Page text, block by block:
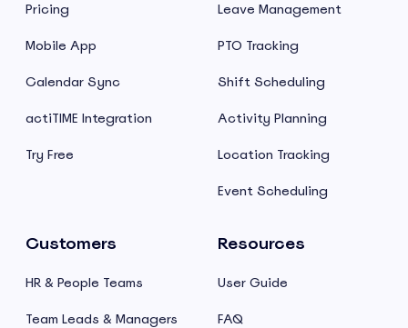
Pricing
Mobile App
Calendar Sync
actiTIME Integration
Try Free
Leave Management
PTO Tracking
Shift Scheduling
Activity Planning
Location Tracking
Event Scheduling
Customers
HR & People Teams
Team Leads & Managers
Resources
User Guide
FAQ